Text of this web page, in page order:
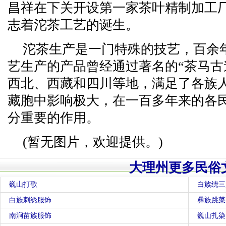
昌祥在下关开设第一家茶叶精制加工
志着沱茶工艺的诞生。
沱茶生产是一门特殊的技艺，百余
艺生产的产品曾经通过著名的“茶马
西北、西藏和四川等地，满足了各族
藏胞中影响极大，在一百多年来的各
分重要的作用。
(暂无图片，欢迎提供。)
大理州更多民俗
巍山打歌 白族绕
白族刺绣服饰 彝族跳菜
南涧苗族服饰 巍山扎染